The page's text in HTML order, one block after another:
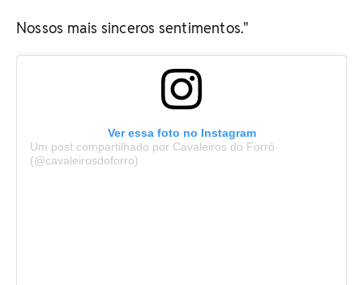
Nossos mais sinceros sentimentos."
Ver essa foto no Instagram
Um post compartilhado por Cavaleiros do Forró
(@cavaleirosdoforro)